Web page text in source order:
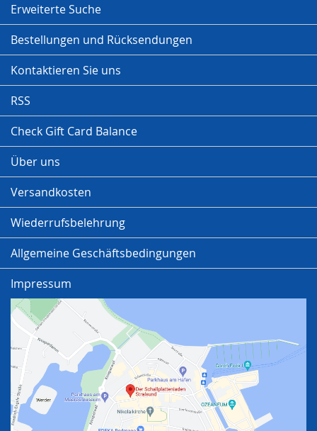
Erweiterte Suche
Bestellungen und Rücksendungen
Kontaktieren Sie uns
RSS
Check Gift Card Balance
Über uns
Versandkosten
Wiederrufsbelehrung
Allgemeine Geschäftsbedingungen
Impressum